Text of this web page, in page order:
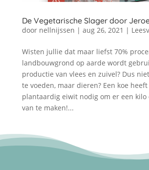
De Vegetarische Slager door
door nellnijssen | aug 26, 2021 |
Wisten jullie dat maar liefst 70%
landbouwgrond op aarde wordt
productie van vlees en zuivel? Dus
te voeden, maar dieren? Een koe
plantaardig eiwit nodig om er een kilo
van te maken!...